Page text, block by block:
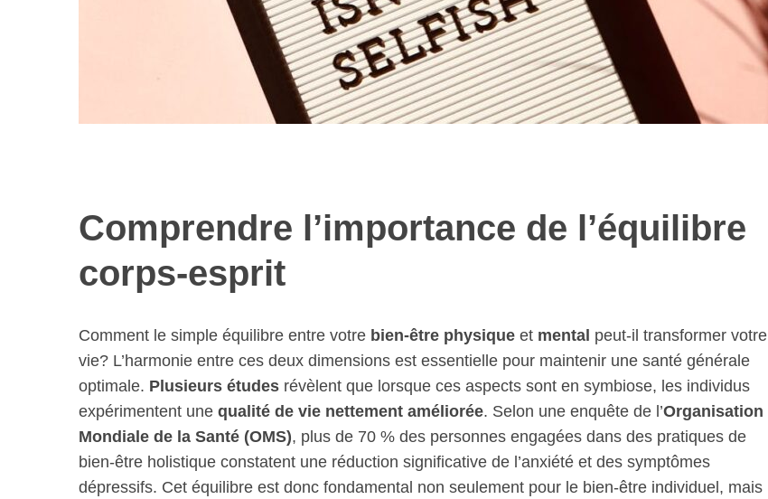
Comprendre l’importance de l’équilibre
corps-esprit
Comment le simple équilibre entre votre bien-être physique et mental peut-il transformer votre
vie? L’harmonie entre ces deux dimensions est essentielle pour maintenir une santé générale
optimale. Plusieurs études révèlent que lorsque ces aspects sont en symbiose, les individus
expérimentent une qualité de vie nettement améliorée. Selon une enquête de l’Organisation
Mondiale de la Santé (OMS), plus de 70 % des personnes engagées dans des pratiques de
bien-être holistique constatent une réduction significative de l’anxiété et des symptômes
dépressifs. Cet équilibre est donc fondamental non seulement pour le bien-être individuel, mais